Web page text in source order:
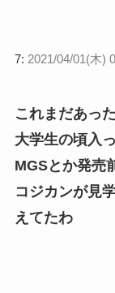
7: 2021/04/01(木)
これまだあっ
大学生の頃入
MGSとか発売
コジカンが見
えてたわ